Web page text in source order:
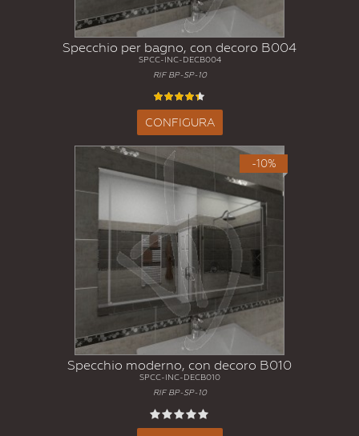
Specchio per bagno, con decoro B004
SPCC-INC-DECB004
RIF BP-SP-10
CONFIGURA
-10%
Specchio moderno, con decoro B010
SPCC-INC-DECB010
RIF BP-SP-10